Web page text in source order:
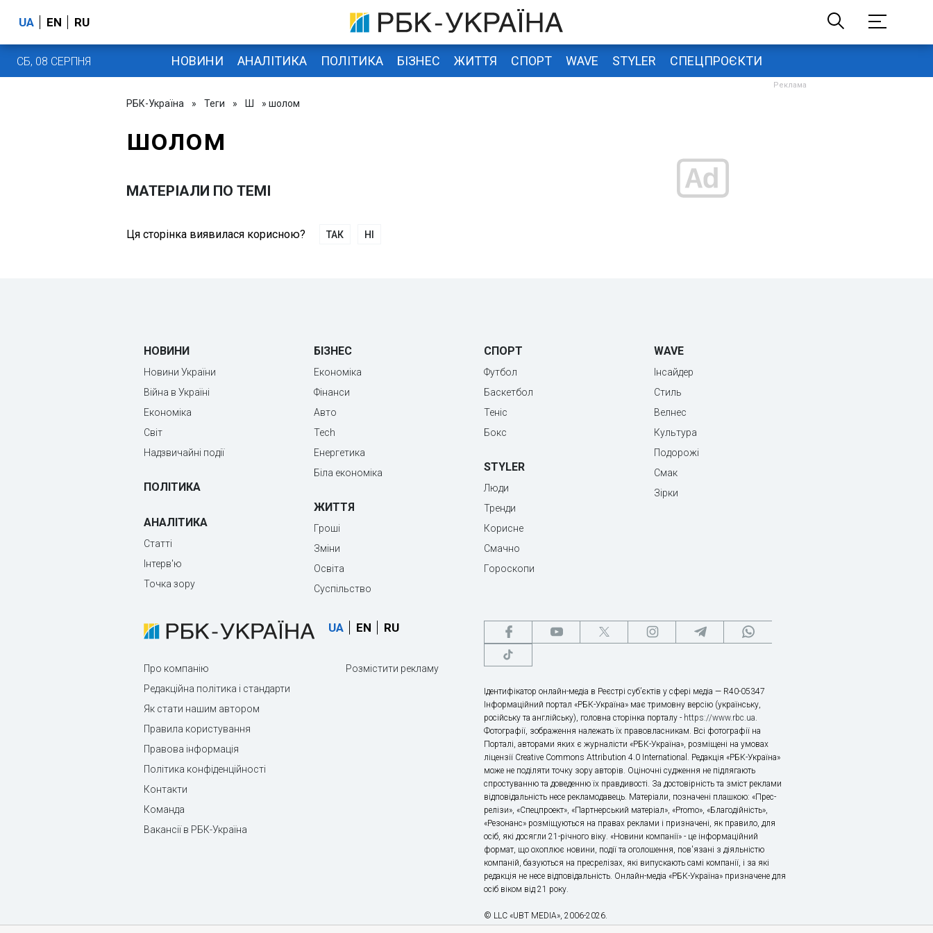
UA EN RU
СБ, 08 СЕРПНЯ НОВИНИ АНАЛІТИКА ПОЛІТИКА БІЗНЕС ЖИТТЯ СПОРТ WAVE STYLER СПЕЦПРОЄКТИ
РБК-Україна » Теги » Ш » шолом
шолом
МАТЕРІАЛИ ПО ТЕМІ
Ця сторінка виявилася корисною? ТАК НІ
НОВИНИ
Новини України
Війна в Україні
Економіка
Світ
Надзвичайні події
ПОЛІТИКА
АНАЛІТИКА
Статті
Інтерв'ю
Точка зору
БІЗНЕС
Економіка
Фінанси
Авто
Tech
Енергетика
Біла економіка
ЖИТТЯ
Гроші
Зміни
Освіта
Суспільство
СПОРТ
Футбол
Баскетбол
Теніс
Бокс
STYLER
Люди
Тренди
Корисне
Смачно
Гороскопи
WAVE
Інсайдер
Стиль
Велнес
Культура
Подорожі
Смак
Зірки
UA EN RU
Про компанію
Редакційна політика і стандарти
Як стати нашим автором
Правила користування
Правова інформація
Політика конфіденційності
Контакти
Команда
Вакансії в РБК-Україна
Розмістити рекламу
Ідентифікатор онлайн-медіа в Реєстрі суб’єктів у сфері медіа — R40-05347
Інформаційний портал «РБК-Україна» має тримовну версію (українську,
російську та англійську), головна сторінка порталу - https://www.rbc.ua.
Фотографії, зображення належать їх правовласникам. Всі фотографії на
Порталі, авторами яких є журналісти «РБК-Україна», розміщені на умовах
ліцензії Creative Commons Attribution 4.0 International. Редакція «РБК-Україна»
може не поділяти точку зору авторів. Оціночні судження не підлягають
спростуванню та доведенню їх правдивості. За достовірність та зміст реклами
відповідальність несе рекламодавець. Матеріали, позначені плашкою: «Прес-
релізи», «Спецпроект», «Партнерський матеріал», «Promo», «Благодійність»,
«Резонанс» розміщуються на правах реклами і призначені, як правило, для
осіб, які досягли 21-річного віку. «Новини компанії» - це інформаційний
формат, що охоплює новини, події та оголошення, пов'язані з діяльністю
компаній, базуються на пресрелізах, які випускають самі компанії, і за які
редакція не несе відповідальність. Онлайн-медіа «РБК-Україна» призначене для
осіб віком від 21 року.
© LLC «UBT MEDIA», 2006-2026.